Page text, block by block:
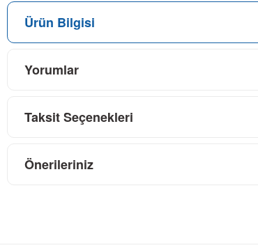
Ürün Bilgisi
Yorumlar
Taksit Seçenekleri
Önerileriniz